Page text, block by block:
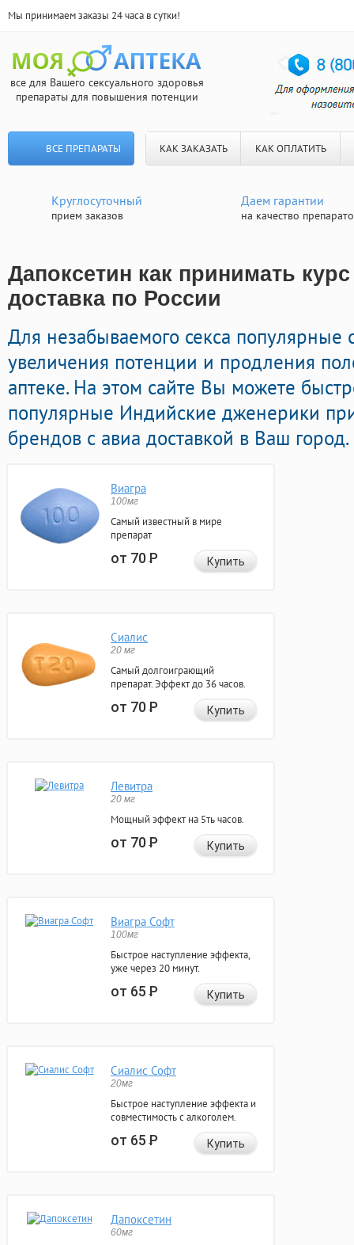
Мы принимаем заказы 24 часа в сутки!
все для Вашего сексуального здоровья
препараты для повышения потенции
ВСЕ ПРЕПАРАТЫ КАК ЗАКАЗАТЬ КАК ОПЛАТИТЬ
Круглосуточный
прием заказов
Даем гарантии
на качество
Дапоксетин как принимать
доставка по России
Для незабываемого секса популярные
увеличения потенции и продления
аптеке. На этом сайте Вы можете
популярные Индийские дженерики
брендов с авиа доставкой в Ваш город.
Виагра
100мг
Самый известный в мире
препарат
от 70Р Купить
Сиалис
20 мг
Самый долгоиграющий
препарат. Эффект до 36 часов.
от 70Р Купить
Левитра
20 мг
Мощный эффект на 5ть часов.
от 70Р Купить
Виагра Софт
100мг
Быстрое наступление эффекта,
уже через 20 минут.
от 65Р Купить
Сиалис Софт
20мг
Быстрое наступление эффекта и
совместимость с алкоголем.
от 65Р Купить
Дапоксетин
60мг